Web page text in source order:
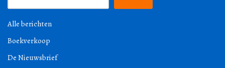
Alle berichten
Boekverkoop
De Nieuwsbrief